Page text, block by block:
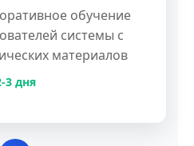
обучение
системы с
материалов
3 дня